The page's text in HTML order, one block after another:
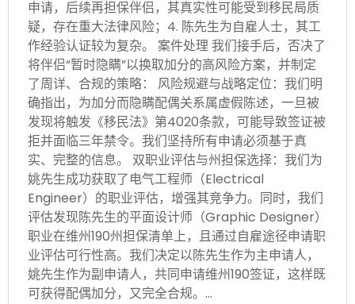
申请，后续再担保伴侣，其真实性可能受到移民局质
疑，存在重大法律风险；4. 陈先生为自雇人士，其工
作经验认证较为复杂。 案件处理 我们接手后，否决了
将伴侣“暂时隐瞒”以换取加分的高风险方案，并制定
了周详、合规的策略： 风险规避与战略定位：我们明
确指出，为加分而隐瞒配偶关系属虚假陈述，一旦被
发现将触发《移民法》第4020条款，可能导致签证被
拒并面临三年禁令。我们坚持所有申请必须基于真
实、完整的信息。 双职业评估与州担保选择：我们为
姚先生成功获取了电气工程师（Electrical
Engineer）的职业评估，增强其竞争力。同时，我们
评估发现陈先生的平面设计师（Graphic Designer）
职业在维州190州担保清单上，且通过自雇途径申请职
业评估可行性高。我们决定以陈先生作为主申请人，
姚先生作为副申请人，共同申请维州190签证，这样既
可获得配偶加分，又完全合规。…